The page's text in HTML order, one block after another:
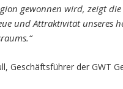
gewonnen wird, zeigt
und Attraktivität unseres
Geschäftsführer der GWT